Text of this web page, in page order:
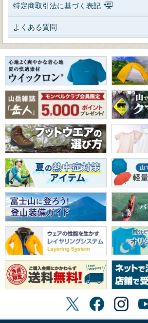
特定商取引法に基づく表記
よくある質問